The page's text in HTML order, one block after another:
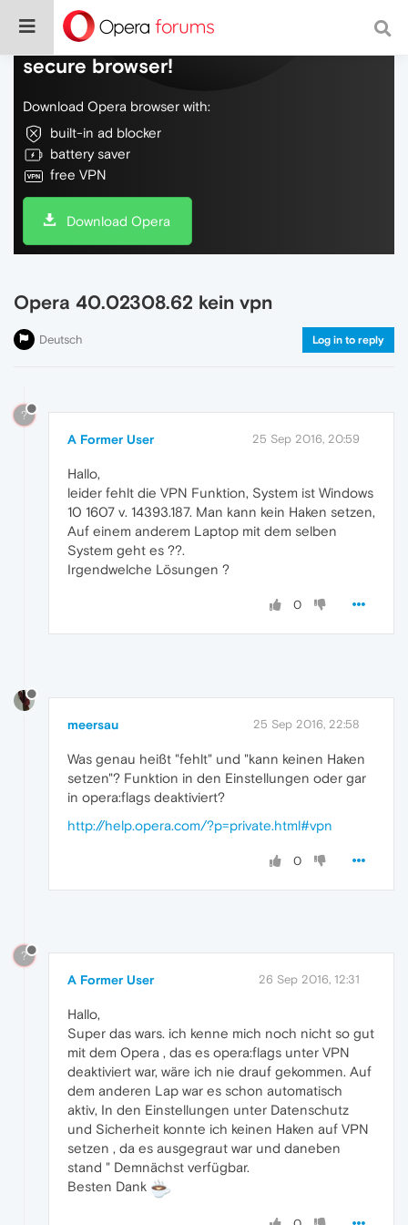
Do more on the web, with a fast and
secure browser!
Download Opera browser with:
built-in ad blocker
battery saver
free VPN
Download Opera
Opera 40.02308.62 kein vpn
Deutsch Log in to reply
?
A Former User 25 Sep 2016, 20:59
Hallo,
leider fehlt die VPN Funktion, System ist Windows
10 1607 v. 14393.187. Man kann kein Haken setzen,
Auf einem anderem Laptop mit dem selben
System geht es ??.
Irgendwelche Lösungen ?
0
meersau 25 Sep 2016, 22:58
Was genau heißt "fehlt" und "kann keinen Haken
setzen"? Funktion in den Einstellungen oder gar
in opera:flags deaktiviert?
http://help.opera.com/?p=private.html#vpn
0
?
A Former User 26 Sep 2016, 12:31
Hallo,
Super das wars. ich kenne mich noch nicht so gut
mit dem Opera , das es opera:flags unter VPN
deaktiviert war, wäre ich nie drauf gekommen. Auf
dem anderen Lap war es schon automatisch
aktiv, In den Einstellungen unter Datenschutz
und Sicherheit konnte ich keinen Haken auf VPN
setzen , da es ausgegraut war und daneben
stand " Demnächst verfügbar.
Besten Dank